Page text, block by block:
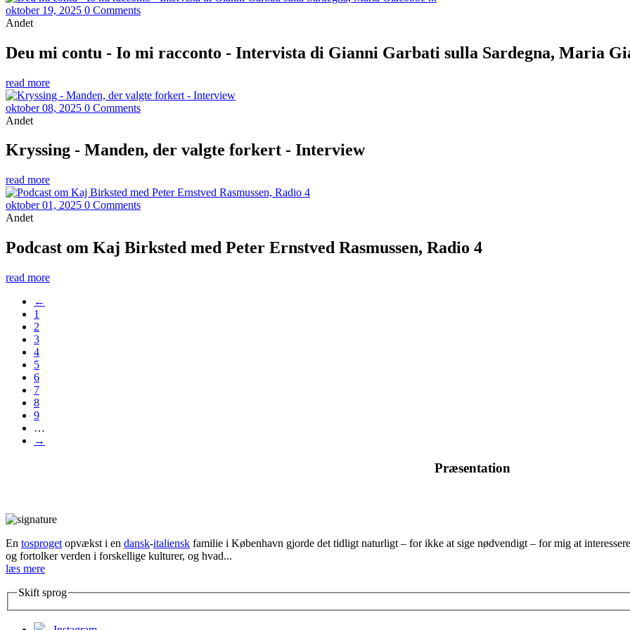
oktober 19, 2025 0 Comments
Andet
Deu mi contu - Io mi racconto - Intervista di Gianni Garbati sulla Sardegna, Maria
read more
oktober 08, 2025 0 Comments
Andet
Kryssing - Manden, der valgte forkert - Interview
read more
oktober 01, 2025 0 Comments
Andet
Podcast om Kaj Birksted med Peter Ernstved Rasmussen, Radio 4
read more
←
1
2
3
4
5
6
7
8
9
…
→
Præsentation
En tosproget opvækst i en dansk-italiensk familie i København gjorde det tidligt naturligt – for ikke at sige nødvendigt – for mig at
og fortolker verden i forskellige kulturer, og hvad...
læs mere
Skift sprog